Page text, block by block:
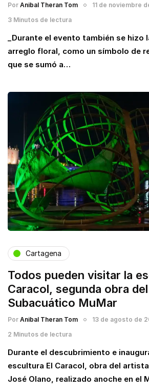
Por Anibal Theran Tom
11 de noviembre
3 Minutos de lectura
_Durante el evento también se hizo
arreglo floral, como un símbolo de
que se sumó a…
Cartagena
Todos pueden visitar la
Caracol, segunda obra
Subacuático MuMar
Por Anibal Theran Tom
13 de agosto de
2 Minutos de lectura
Durante el descubrimiento e
escultura El Caracol, obra del
José Olano, realizado anoche en el